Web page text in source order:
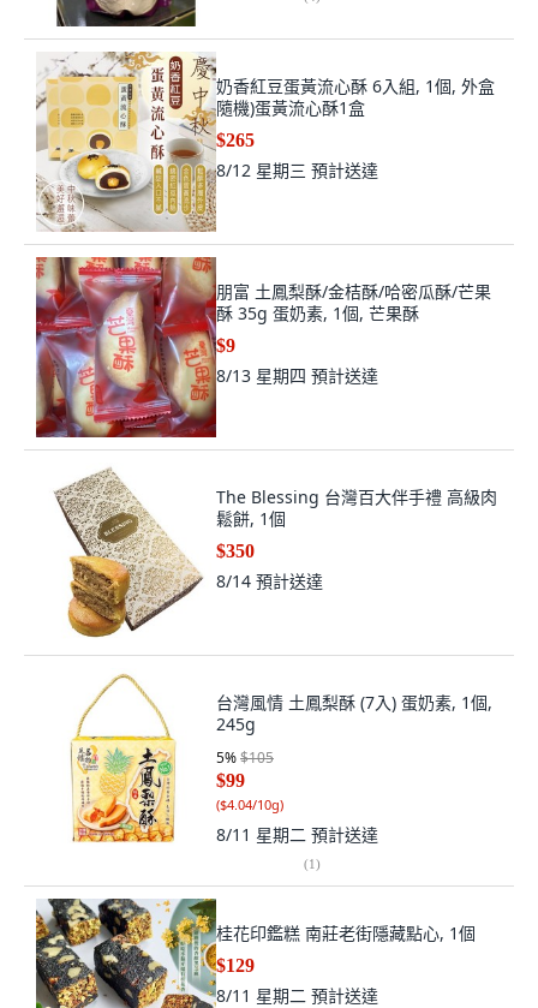
奶香紅豆蛋黃流心酥 6入組, 1個, 外盒
隨機)蛋黃流心酥1盒
$265
8/12 星期三 預計送達
朋富 土鳳梨酥/金桔酥/哈密瓜酥/芒果
酥 35g 蛋奶素, 1個, 芒果酥
$9
8/13 星期四 預計送達
The Blessing 台灣百大伴手禮 高級肉
鬆餅, 1個
$350
8/14 預計送達
台灣風情 土鳳梨酥 (7入) 蛋奶素, 1個,
245g
5%$105
$99
($4.04/10g)
8/11 星期二 預計送達
(1)
桂花印鑑糕 南莊老街隱藏點心, 1個
$129
8/11 星期二 預計送達